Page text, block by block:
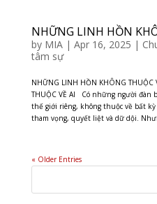
NHỮNG LINH HỒN
by MIA| Apr 16, 2025 |
tâm sự
NHỮNG LINH HỒN KHÔNG
THUỘC VỀ AI Có những người đàn
thế giới riêng, không thuộc về bất
tham vọng, quyết liệt và dữ dội.
« Older Entries